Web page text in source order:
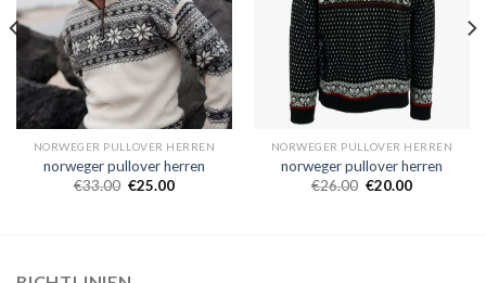
NORWEGER PULLOVER HERREN
norweger pullover herren
€33.00 €25.00
NORWEGER PULLOVER HERREN
norweger pullover herren
€26.00 €20.00